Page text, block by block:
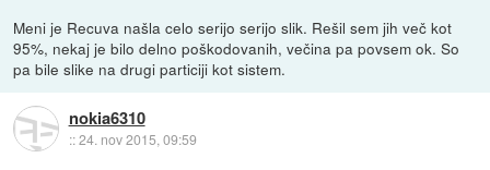
Meni je Recuva našla celo serijo serijo slik. Rešil sem jih več kot
95%, nekaj je bilo delno poškodovanih, večina pa povsem ok. So
pa bile slike na drugi particiji kot sistem.
nokia6310
::24. nov 2015, 09:59